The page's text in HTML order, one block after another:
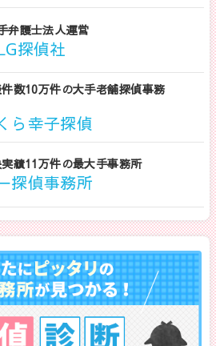
弁護士法人運営
探偵社
数10万件の大手老舗探偵事務
ら幸子探偵
績11万件の最大手事務所
探偵事務所